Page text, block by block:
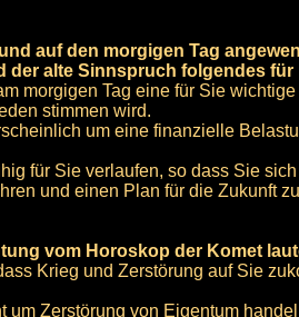
auf den morgigen Tag
der alte Sinnspruch folgendes
morgigen Tag eine für Sie
stimmen wird.
um eine finanzielle
für Sie verlaufen, so dass Sie
und einen Plan für die Zukunft
vom Horoskop der Komet
Krieg und Zerstörung auf Sie
um Zerstörung von Eigentum